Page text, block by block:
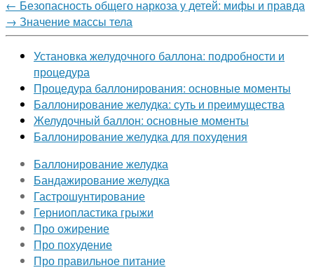
← Безопасность общего наркоза у детей: мифы и правда
→ Значение массы тела
Установка желудочного баллона: подробности и
процедура
Процедура баллонирования: основные моменты
Баллонирование желудка: суть и преимущества
Желудочный баллон: основные моменты
Баллонирование желудка для похудения
Баллонирование желудка
Бандажирование желудка
Гастрошунтирование
Герниопластика грыжи
Про ожирение
Про похудение
Про правильное питание